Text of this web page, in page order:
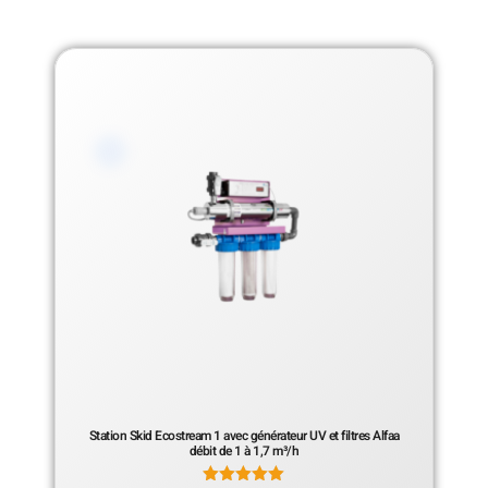
Station Skid Ecostream 1 avec générateur UV et filtres Alfaa
débit de 1 à 1,7 m³/h